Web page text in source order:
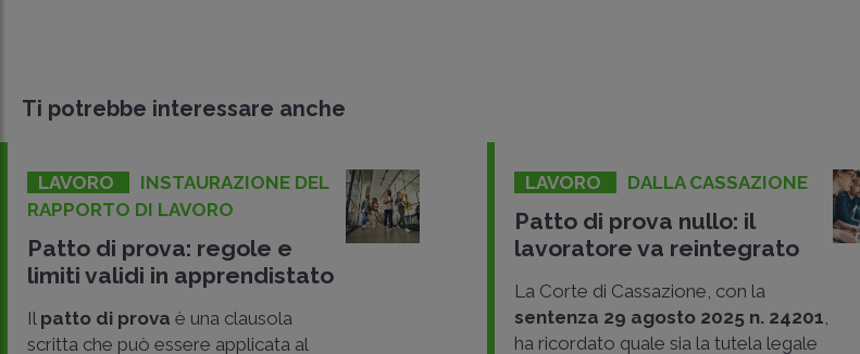
Ti potrebbe interessare anche
LAVORO
INSTAURAZIONE DEL
RAPPORTO DI LAVORO
Patto di prova: regole e
limiti validi in apprendistato
Il patto di prova è una clausola
scritta che può essere applicata al
LAVORO DALLA CASSAZIONE
Patto di prova nullo: il
lavoratore va reintegrato
La Corte di Cassazione, con la
sentenza 29 agosto 2025 n. 24201
ha ricordato quale sia la tutela legale